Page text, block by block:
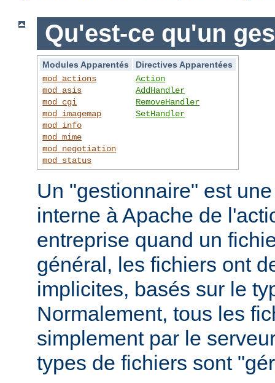
Qu'est-ce qu'un
Modules Apparentés
Directives Apparentées
mod_actions
mod_asis
mod_cgi
mod_imagemap
mod_info
mod_mime
mod_negotiation
mod_status
Action
AddHandler
RemoveHandler
SetHandler
Un "gestionnaire" est
interne à Apache de
entreprise quand un
général, les fichiers ont
implicites, basés sur le
Normalement, tous les
simplement par le
types de fichiers sont